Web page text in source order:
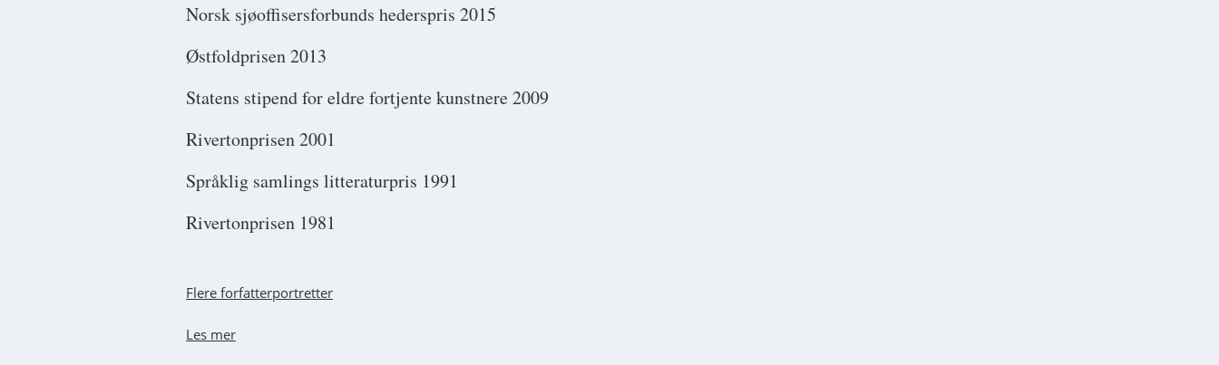
Norsk sjøoffisersforbunds hederspris 2015
Østfoldprisen 2013
Statens stipend for eldre fortjente kunstnere 2009
Rivertonprisen 2001
Språklig samlings litteraturpris 1991
Rivertonprisen 1981
Flere forfatterportretter
Les mer